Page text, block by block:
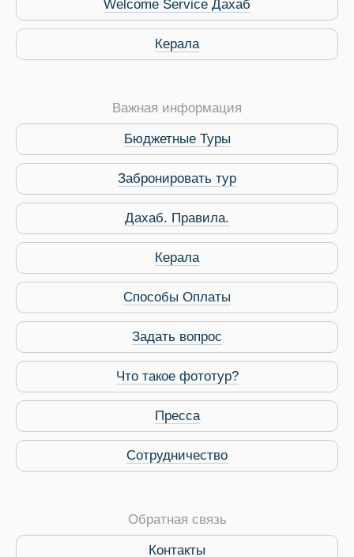
Service Дахаб
Welcome Service Дахаб
Керала
Важная информация
Бюджетные Туры
Забронировать тур
Дахаб. Правила.
Керала
Способы Оплаты
Задать вопрос
Что такое фототур?
Пресса
Сотрудничество
Обратная связь
Контакты